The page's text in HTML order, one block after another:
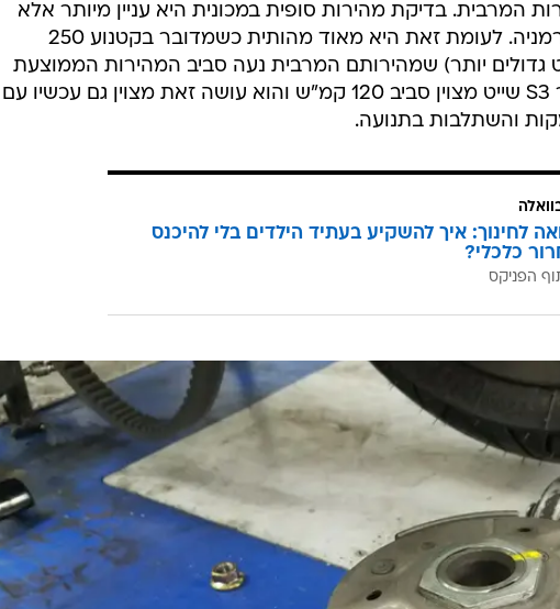
המרבית. בדיקת מהירות סופית במכונית היא עניין מיותר אלא
אם אתה גר בסמוך לאוטובאן בגרמניה. לעומת זאת היא מאוד מהותית כשמדובר בקטנוע 250
גדולים יותר) שמהירותם המרבית נעה סביב המהירות הממוצעת
בכביש 6. לפני החלפת הווריאטור S3 שייט מצוין סביב 120 קמ"ש והוא עושה זאת מצוין גם עכשיו עם
והשתלבות בתנועה.
לחינוך: איך להשקיע בעתיד הילדים בלי להיכנס
כלכלי?
הפניקס